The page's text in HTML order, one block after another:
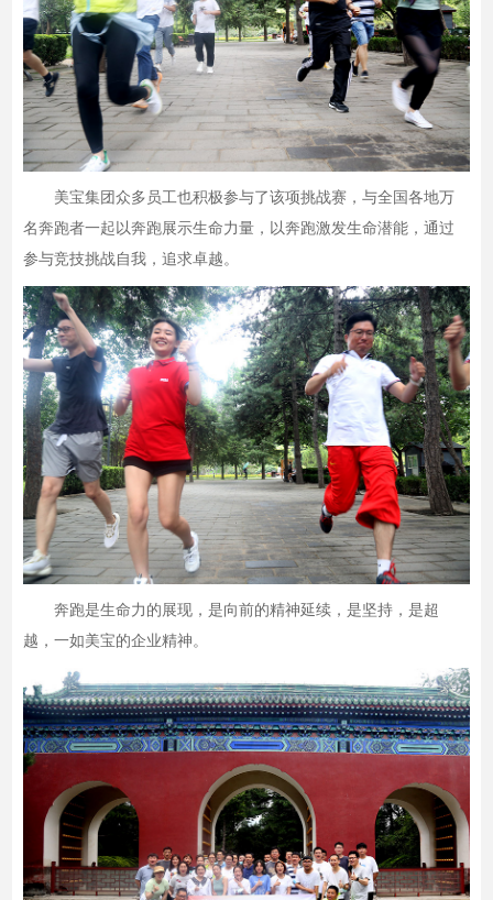
美宝集团众多员工也积极参与了该项挑战赛，与全国各地万
名奔跑者一起以奔跑展示生命力量，以奔跑激发生命潜能，通过
参与竞技挑战自我，追求卓越。
奔跑是生命力的展现，是向前的精神延续，是坚持，是超
越，一如美宝的企业精神。